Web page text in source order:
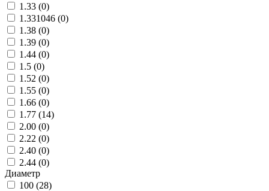
1.33 (0)
1.331046 (0)
1.38 (0)
1.39 (0)
1.44 (0)
1.5 (0)
1.52 (0)
1.55 (0)
1.66 (0)
1.77 (14)
2.00 (0)
2.22 (0)
2.40 (0)
2.44 (0)
Диаметр
100 (28)